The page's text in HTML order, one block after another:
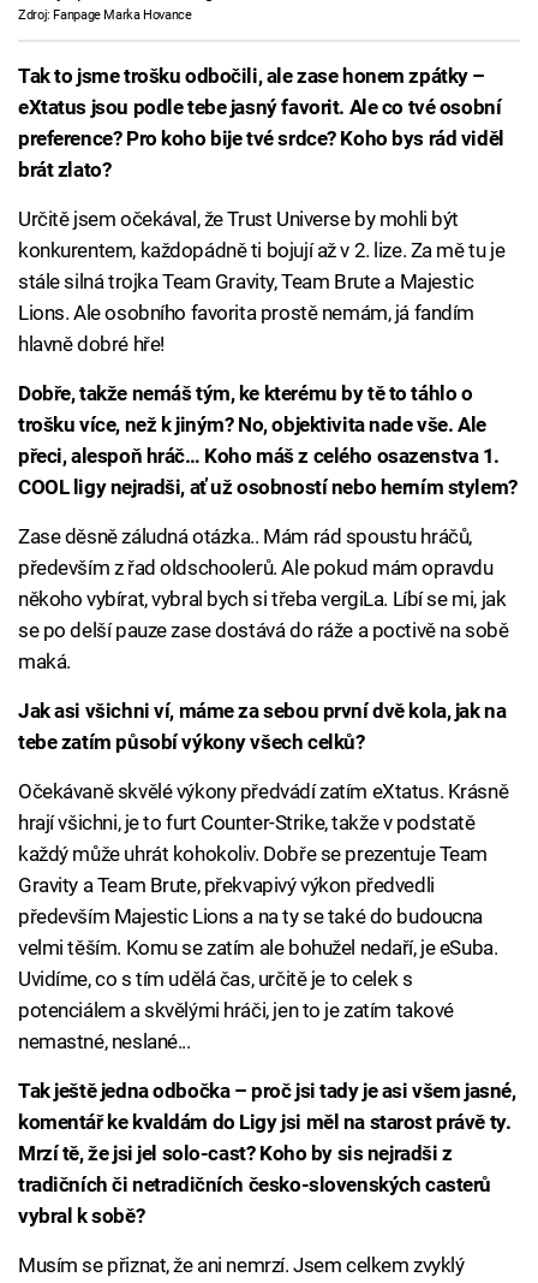
Zdroj: Fanpage Marka Hovance
Tak to jsme trošku odbočili, ale zase honem zpátky –
eXtatus jsou podle tebe jasný favorit. Ale co tvé osobní
preference? Pro koho bije tvé srdce? Koho bys rád viděl
brát zlato?
Určitě jsem očekával, že Trust Universe by mohli být
konkurentem, každopádně ti bojují až v 2. lize. Za mě tu je
stále silná trojka Team Gravity, Team Brute a Majestic
Lions. Ale osobního favorita prostě nemám, já fandím
hlavně dobré hře!
Dobře, takže nemáš tým, ke kterému by tě to táhlo o
trošku více, než k jiným? No, objektivita nade vše. Ale
přeci, alespoň hráč… Koho máš z celého osazenstva 1.
COOL ligy nejradši, ať už osobností nebo herním stylem?
Zase děsně záludná otázka.. Mám rád spoustu hráčů,
především z řad oldschoolerů. Ale pokud mám opravdu
někoho vybírat, vybral bych si třeba vergiLa. Líbí se mi, jak
se po delší pauze zase dostává do ráže a poctivě na sobě
maká.
Jak asi všichni ví, máme za sebou první dvě kola, jak na
tebe zatím působí výkony všech celků?
Očekávaně skvělé výkony předvádí zatím eXtatus. Krásně
hrají všichni, je to furt Counter-Strike, takže v podstatě
každý může uhrát kohokoliv. Dobře se prezentuje Team
Gravity a Team Brute, překvapivý výkon předvedli
především Majestic Lions a na ty se také do budoucna
velmi těším. Komu se zatím ale bohužel nedaří, je eSuba.
Uvidíme, co s tím udělá čas, určitě je to celek s
potenciálem a skvělými hráči, jen to je zatím takové
nemastné, neslané...
Tak ještě jedna odbočka – proč jsi tady je asi všem jasné,
komentář ke kvaldám do Ligy jsi měl na starost právě ty.
Mrzí tě, že jsi jel solo-cast? Koho by sis nejradši z
tradičních či netradičních česko-slovenských casterů
vybral k sobě?
Musím se přiznat, že ani nemrzí. Jsem celkem zvyklý